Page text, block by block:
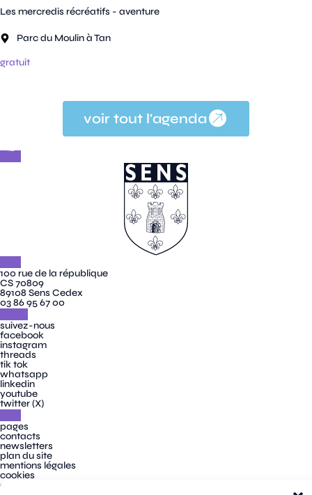
Les mercredis récréatifs - aventure
Parc du Moulin à Tan
gratuit
voir tout l'agenda
100 rue de la république
CS 70809
89108 Sens Cedex
03 86 95 67 00
suivez-nous
facebook
instagram
threads
tik tok
whatsapp
linkedin
youtube
twitter (X)
pages
contacts
newsletters
plan du site
mentions légales
cookies
confidentialité